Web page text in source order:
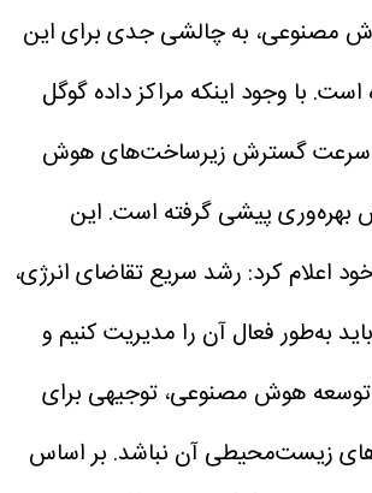
مصنوعی، به چالشی جدی برای این
است. با وجود اینکه مراکز داده گوگل
سرعت گسترش زیرساخت‌های هوش
بهره‌وری پیشی گرفته است. این
اعلام کرد: رشد سریع تقاضای انرژی،
به‌طور فعال آن را مدیریت کنیم و
هوش مصنوعی، توجیهی برای
زیست‌محیطی آن نباشد. بر اساس